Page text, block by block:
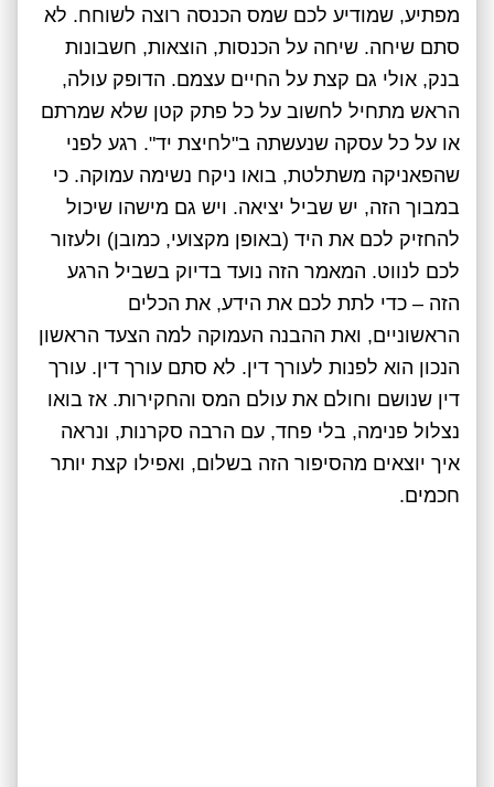
מפתיע, שמודיע לכם שמס הכנסה רוצה לשוחח. לא
סתם שיחה. שיחה על הכנסות, הוצאות, חשבונות
בנק, אולי גם קצת על החיים עצמם. הדופק עולה,
הראש מתחיל לחשוב על כל פתק קטן שלא שמרתם
או על כל עסקה שנעשתה ב"לחיצת יד". רגע לפני
שהפאניקה משתלטת, בואו ניקח נשימה עמוקה. כי
במבוך הזה, יש שביל יציאה. ויש גם מישהו שיכול
להחזיק לכם את היד (באופן מקצועי, כמובן) ולעזור
לכם לנווט. המאמר הזה נועד בדיוק בשביל הרגע
הזה – כדי לתת לכם את הידע, את הכלים
הראשוניים, ואת ההבנה העמוקה למה הצעד הראשון
הנכון הוא לפנות לעורך דין. לא סתם עורך דין. עורך
דין שנושם וחולם את עולם המס והחקירות. אז בואו
נצלול פנימה, בלי פחד, עם הרבה סקרנות, ונראה
איך יוצאים מהסיפור הזה בשלום, ואפילו קצת יותר
חכמים.